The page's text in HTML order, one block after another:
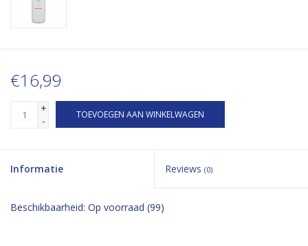
€16,99
+
-
TOEVOEGEN AAN WINKELWAGEN
Informatie Reviews (0)
Beschikbaarheid: Op voorraad (99)